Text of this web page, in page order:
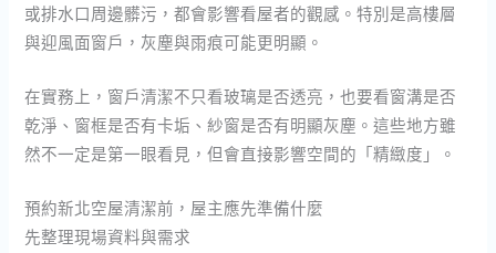
或排水口周邊髒污，都會影響看屋者的觀感。特別是高樓層
與迎風面窗戶，灰塵與雨痕可能更明顯。
在實務上，窗戶清潔不只看玻璃是否透亮，也要看窗溝是否
乾淨、窗框是否有卡垢、紗窗是否有明顯灰塵。這些地方雖
然不一定是第一眼看見，但會直接影響空間的「精緻度」。
預約新北空屋清潔前，屋主應先準備什麼
先整理現場資料與需求